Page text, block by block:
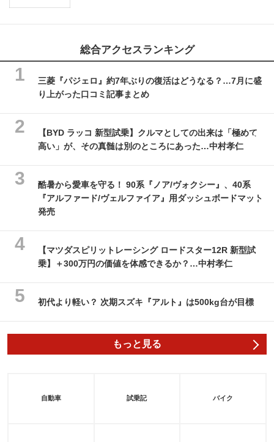
総合アクセスランキング
三菱『パジェロ』約7年ぶりの復活はどうなる？…7月に盛
り上がった口コミ記事まとめ
【BYD ラッコ 新型試乗】クルマとしての出来は「極めて
高い」が、その真髄は別のところにあった…中村孝仁
酷暑から愛車を守る！ 90系『ノア/ヴォクシー』、40系
『アルファード/ヴェルファイア』用ダッシュボードマット
発売
【マツダスピリットレーシング ロードスター12R 新型試
乗】＋300万円の価値を体感できるか？…中村孝仁
初代より軽い？ 次期スズキ『アルト』は500kg台が目標
もっと見る
自動車 試乗記 バイク